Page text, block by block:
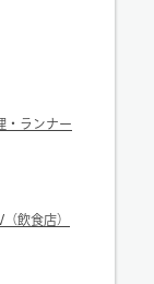
・ランナー
飲食店）